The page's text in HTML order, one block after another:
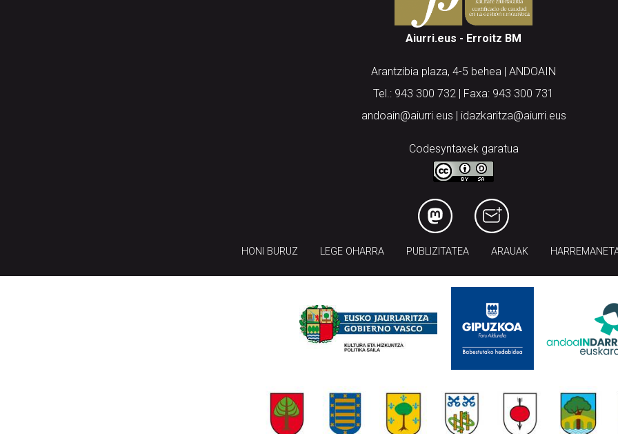
Aiurri.eus - Erroitz BM
Arantzibia plaza, 4-5 behea | ANDOAIN
Tel.: 943 300 732 | Faxa: 943 300 731
andoain@aiurri.eus | idazkaritza@aiurri.eus
Codesyntaxek garatua
HONI BURUZ LEGE OHARRA PUBLIZITATEA ARAUAK